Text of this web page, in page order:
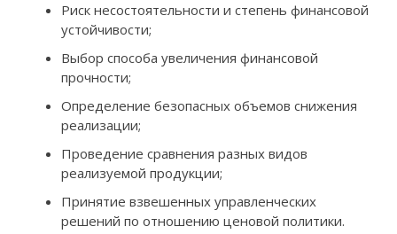
Риск несостоятельности и степень финансовой
устойчивости;
Выбор способа увеличения финансовой
прочности;
Определение безопасных объемов снижения
реализации;
Проведение сравнения разных видов
реализуемой продукции;
Принятие взвешенных управленческих
решений по отношению ценовой политики.